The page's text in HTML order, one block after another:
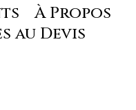
À Propos
au Devis